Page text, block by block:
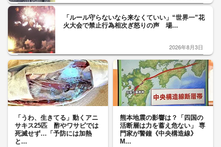
「ルール守らないなら来なくていい」“世界一”花
火大会で禁止行為相次ぎ怒りの声 場...
2026年8月3日
「うわ、生きてる」動くアニ
サキス25匹 酢やワサビでは
死滅せず…「予防には加熱
と...
熊本地震の影響は？「四国の
活断層は力を蓄え危ない」 専
門家が警鐘《中央構造線》
M...